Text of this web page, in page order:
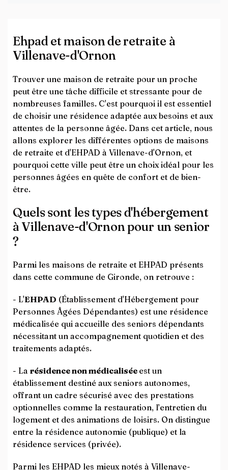
Ehpad et maison de retraite à
Villenave-d'Ornon
Trouver une maison de retraite pour un proche
peut être une tâche difficile et stressante pour de
nombreuses familles. C'est pourquoi il est essentiel
de choisir une résidence adaptée aux besoins et aux
attentes de la personne âgée. Dans cet article, nous
allons explorer les différentes options de maisons
de retraite et d'EHPAD à Villenave-d'Ornon, et
pourquoi cette ville peut être un choix idéal pour les
personnes âgées en quête de confort et de bien-
être.
Quels sont les types d'hébergement
à Villenave-d'Ornon pour un senior
?
Parmi les maisons de retraite et EHPAD présents
dans cette commune de Gironde, on retrouve :
- L'EHPAD (Établissement d'Hébergement pour
Personnes Âgées Dépendantes) est une résidence
médicalisée qui accueille des seniors dépendants
nécessitant un accompagnement quotidien et des
traitements adaptés.
- La résidence non médicalisée est un
établissement destiné aux seniors autonomes,
offrant un cadre sécurisé avec des prestations
optionnelles comme la restauration, l’entretien du
logement et des animations de loisirs. On distingue
entre la résidence autonomie (publique) et la
résidence services (privée).
Parmi les EHPAD les mieux notés à Villenave-